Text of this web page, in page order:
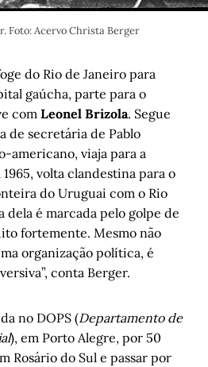
Foto: Acervo Christa Berger
do Rio de Janeiro para
gaúcha, parte para o
comLeonel Brizola. Segue
de secretária de Pablo
americano, viaja para a
volta clandestina para o
do Uruguai com o Rio
dela é marcada pelo golpe de
fortemente. Mesmo não
organização política, é
conta Berger.
no DOPS (Departamento de
), em Porto Alegre, por 50
Rosário do Sul e passar por